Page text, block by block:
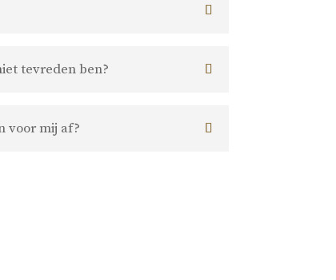
tevreden ben?
voor mij af?